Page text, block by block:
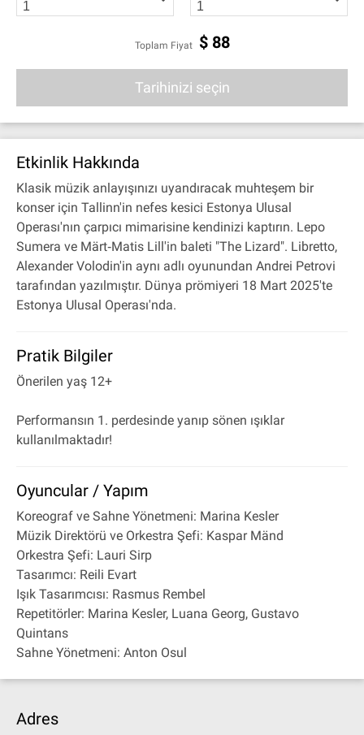
Toplam Fiyat $ 88
Tarihinizi seçin
Etkinlik Hakkında
Klasik müzik anlayışınızı uyandıracak muhteşem bir
konser için Tallinn'in nefes kesici Estonya Ulusal
Operası'nın çarpıcı mimarisine kendinizi kaptırın. Lepo
Sumera ve Märt‐Matis Lill'in baleti "The Lizard". Libretto,
Alexander Volodin'in aynı adlı oyunundan Andrei Petrovi
tarafından yazılmıştır. Dünya prömiyeri 18 Mart 2025'te
Estonya Ulusal Operası'nda.
Pratik Bilgiler
Önerilen yaş 12+
Performansın 1. perdesinde yanıp sönen ışıklar
kullanılmaktadır!
Oyuncular / Yapım
Koreograf ve Sahne Yönetmeni: Marina Kesler
Müzik Direktörü ve Orkestra Şefi: Kaspar Mänd
Orkestra Şefi: Lauri Sirp
Tasarımcı: Reili Evart
Işık Tasarımcısı: Rasmus Rembel
Repetitörler: Marina Kesler, Luana Georg, Gustavo
Quintans
Sahne Yönetmeni: Anton Osul
Adres